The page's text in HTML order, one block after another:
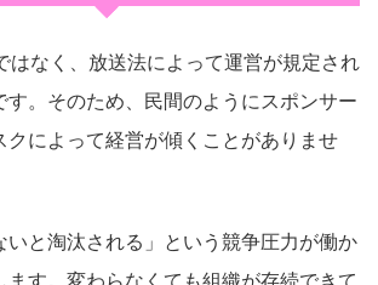
はなく、放送法によって運営が規定され
す。そのため、民間のようにスポンサー
クによって経営が傾くことがありませ
いと淘汰される」という競争圧力が働か